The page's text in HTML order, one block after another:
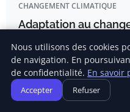
CHANGEMENT CLIMATIQUE
Adaptation au
pilote central du
EN BREF Tourbières
pour la biodiversité et…
Nous utilisons des cookies
de navigation. En
de confidentialité. En savoir
Accepter Refuser